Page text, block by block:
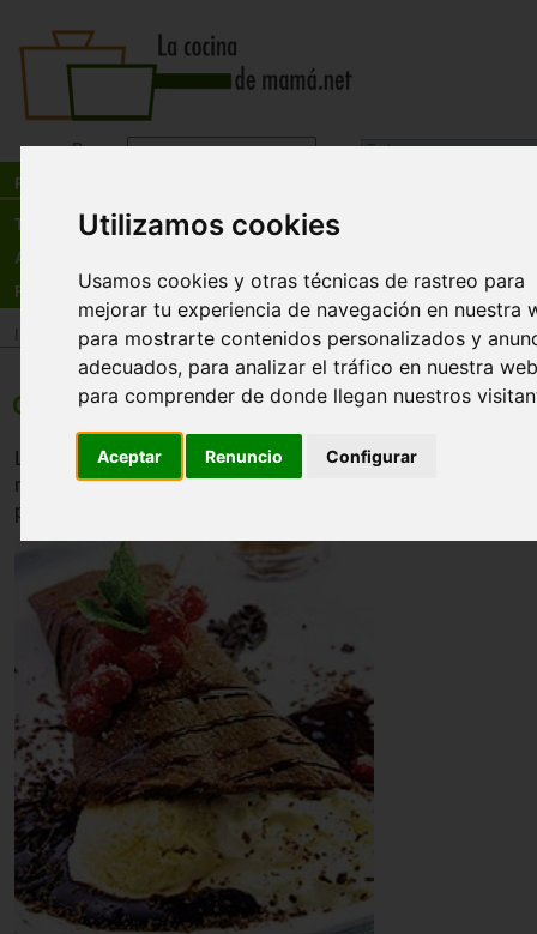
Utilizamos cookies
Usamos cookies y otras técnicas de rastreo para
mejorar tu experiencia de navegación en nuestra
para mostrarte contenidos personalizados y
adecuados, para analizar el tráfico en nuestra
para comprender de donde llegan nuestros
Aceptar Renuncio Configurar
Busca: en:
Recetas
Tienda
Actualidad
Registro
Recetas>Postres
Crepes con helado y chocolate
Los crepes son unas tortitas muy finas cuya
masa realizada a base de leche y harina. En esta ocasión
presentamos acompañados de helado de nata y